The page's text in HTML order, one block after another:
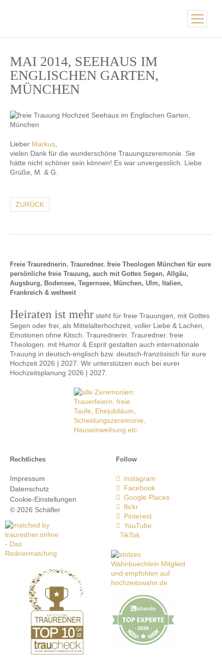
MAI 2014, SEEHAUS IM
ENGLISCHEN GARTEN,
MÜNCHEN
Lieber Markus
vielen Dank für die wunderschöne Trauungszeremonie. Sie
hätte nicht schöner sein können! Es war unvergesslich. Liebe
Grüße, M. & G.
ZURÜCK
Rechtliches
Impressum
Datenschutz
Cookie-Einstellungen
© 2026 Schäfler
Freie Traurednerin. Trauredner. freie Theologen München für eure
persönliche freie Trauung, auch mit Gottes Segen, Allgäu,
Augsburg, Bodensee, Tegernsee, München, Ulm, Italien,
Frankreich & weltweit
Heiraten ist mehr steht für freie Trauungen, mit Gottes
Segen oder frei, als Mittelalterhochzeit, voller Liebe & Lachen,
Emotionen ohne Kitsch. Traurednerin. Trauredner. freie
Theologen. mit Humor & Esprit gestalten auch internationale
Trauung in deutsch-englisch bzw. deutsch-französisch für eure
Hochzeit 2026 | 2027. Wir unterstützen euch bei eurer
Hochzeitsplanung 2026 | 2027.
Follow
Instagram
Facebook
Google Places
flickr
Pinterest
YouTube
TikTok